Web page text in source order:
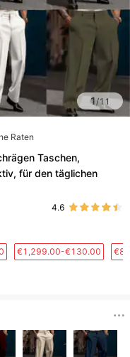
1/11
Raten
Taschen,
für den täglichen
4.6
€1,299.00-€130.00